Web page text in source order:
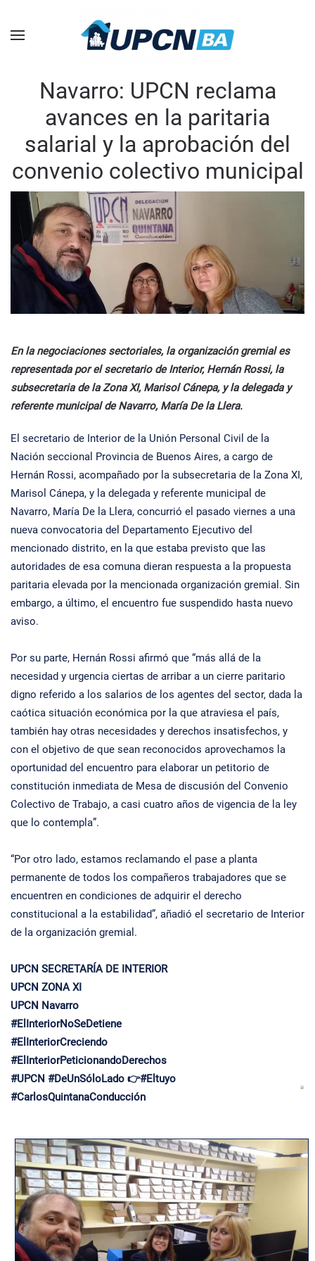
Skip to main content
Navarro: UPCN reclama
avances en la paritaria
salarial y la aprobación del
convenio colectivo municipal
En la negociaciones sectoriales, la organización gremial es
representada por el secretario de Interior, Hernán Rossi, la
subsecretaria de la Zona XI, Marisol Cánepa, y la delegada y
referente municipal de Navarro, María De la Llera.
El secretario de Interior de la Unión Personal Civil de la
Nación seccional Provincia de Buenos Aires, a cargo de
Hernán Rossi, acompañado por la subsecretaria de la Zona XI,
Marisol Cánepa, y la delegada y referente municipal de
Navarro, María De la Llera, concurrió el pasado viernes a una
nueva convocatoria del Departamento Ejecutivo del
mencionado distrito, en la que estaba previsto que las
autoridades de esa comuna dieran respuesta a la propuesta
paritaria elevada por la mencionada organización gremial. Sin
embargo, a último, el encuentro fue suspendido hasta nuevo
aviso.
Por su parte, Hernán Rossi afirmó que “más allá de la
necesidad y urgencia ciertas de arribar a un cierre paritario
digno referido a los salarios de los agentes del sector, dada la
caótica situación económica por la que atraviesa el país,
también hay otras necesidades y derechos insatisfechos, y
con el objetivo de que sean reconocidos aprovechamos la
oportunidad del encuentro para elaborar un petitorio de
constitución inmediata de Mesa de discusión del Convenio
Colectivo de Trabajo, a casi cuatro años de vigencia de la ley
que lo contempla”.
“Por otro lado, estamos reclamando el pase a planta
permanente de todos los compañeros trabajadores que se
encuentren en condiciones de adquirir el derecho
constitucional a la estabilidad”, añadió el secretario de Interior
de la organización gremial.
UPCN SECRETARÍA DE INTERIOR
UPCN ZONA XI
UPCN Navarro
#ElInteriorNoSeDetiene
#ElInteriorCreciendo
#ElInteriorPeticionandoDerechos
#UPCN #DeUnSóloLado 👉#Eltuyo
#CarlosQuintanaConducción